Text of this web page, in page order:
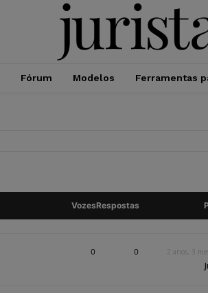
Fórum Modelos Ferramentas
VozesRespostas
0 0 2 anos, 3